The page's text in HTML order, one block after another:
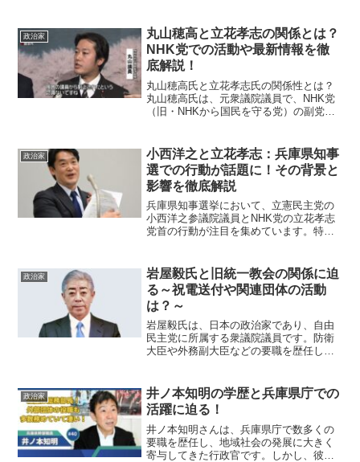
な分野で活躍してきました。この記事で
は、鈴木氏のこれまでの歩...
政治家
丸山穂高と立花孝志の関係とは？
NHK党での活動や最新情報を徹
底解説！
丸山穂高氏と立花孝志氏の関係性とは？
丸山穂高氏は、元衆議院議員で、NHK党
（旧・NHKから国民を守る党）の副党首
からNHK改革を掲げて活動しています。
二人が初めて連携...
政治家
小西洋之と立花孝志：兵庫県知事
選での行動が話題に！その背景と
影響を徹底解説
兵庫県知事選挙において、立憲民主党の
小西洋之参議院議員とNHK党の立花孝志
党首の行動が注目を集めています。特
います。本記事では、この問題の背景や
影響について詳しく解説し...
政治家
岩屋毅氏と旧統一教会の関係に迫
る～祝電送付や関連団体の活動
は？～
岩屋毅氏は、日本の政治家であり、自由
民主党に所属する衆議院議員です。防衛
大臣や外務副大臣などの要職を歴任し、
（現・世界平和統一家庭連合）との関係
が報じられたことで注目され...
政治家
井ノ本知明の学歴と兵庫県庁での
活躍に迫る！
井ノ本知明さんは、兵庫県庁で数多くの
要職を歴任し、地域社会の発展に大きく
寄与してきた行政官です。しかし、彼の